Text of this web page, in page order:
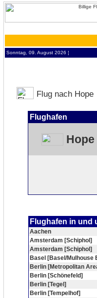
Sonntag, 09. August 2026 ¦
Flug nach Hope
Flughafen
Hope
Flughafen in und
Aachen
Amsterdam [Schiphol]
Amsterdam [Schiphol]
Basel [Basel/Mulhouse
Berlin [Metropolitan
Berlin [Schönefeld]
Berlin [Tegel]
Berlin [Tempelhof]